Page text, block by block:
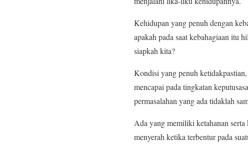
Kehidupan yang penuh dengan
apakah pada saat kebahagiaan itu
siapkah kita?
Kondisi yang penuh
mencapai pada tingkatan
permasalahan yang ada tidaklah
Ada yang memiliki ketahanan
menyerah ketika terbentur pada